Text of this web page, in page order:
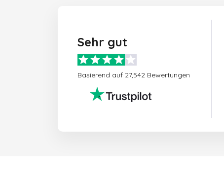
Sehr gut
Basierend auf 27,542 Bewertungen